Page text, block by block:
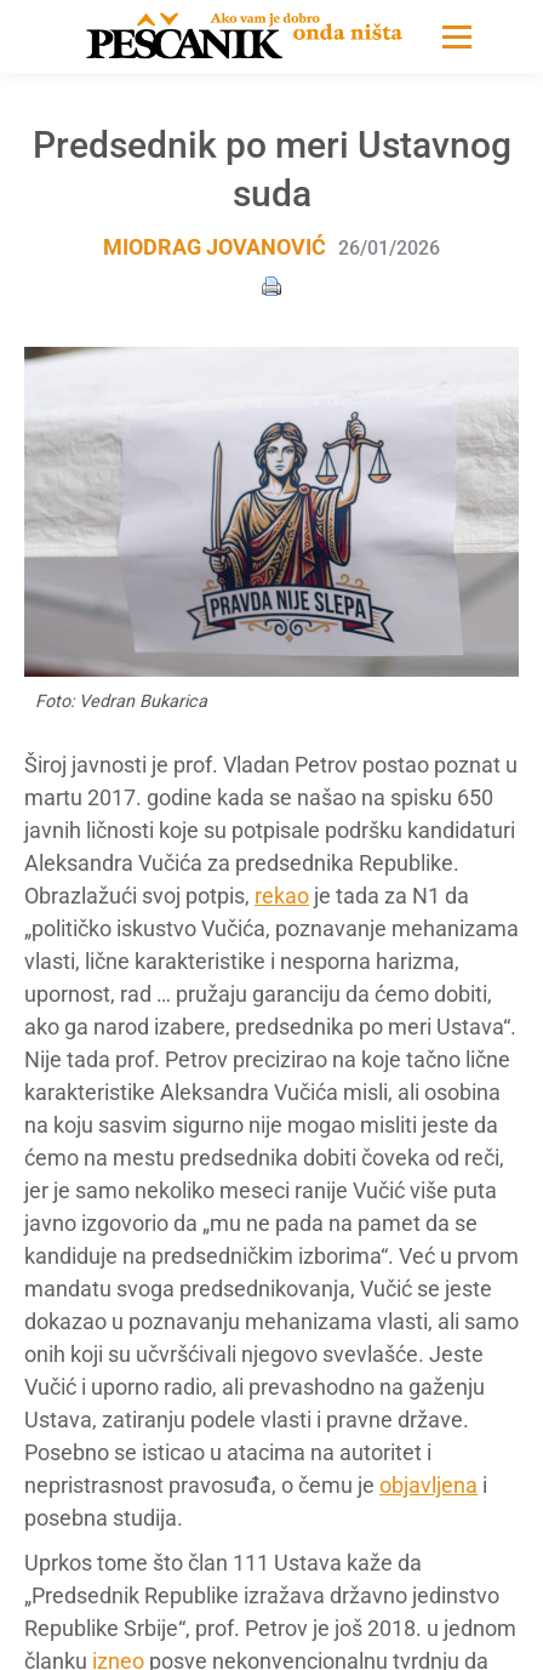
Predsednik po meri Ustavnog
suda
MIODRAG JOVANOVIĆ 26/01/2026
Foto: Vedran Bukarica
Široj javnosti je prof. Vladan Petrov postao poznat u
martu 2017. godine kada se našao na spisku 650
javnih ličnosti koje su potpisale podršku kandidaturi
Aleksandra Vučića za predsednika Republike.
Obrazlažući svoj potpis, rekao je tada za N1 da
„političko iskustvo Vučića, poznavanje mehanizama
vlasti, lične karakteristike i nesporna harizma,
upornost, rad … pružaju garanciju da ćemo dobiti,
ako ga narod izabere, predsednika po meri Ustava“.
Nije tada prof. Petrov precizirao na koje tačno lične
karakteristike Aleksandra Vučića misli, ali osobina
na koju sasvim sigurno nije mogao misliti jeste da
ćemo na mestu predsednika dobiti čoveka od reči,
jer je samo nekoliko meseci ranije Vučić više puta
javno izgovorio da „mu ne pada na pamet da se
kandiduje na predsedničkim izborima“. Već u prvom
mandatu svoga predsednikovanja, Vučić se jeste
dokazao u poznavanju mehanizama vlasti, ali samo
onih koji su učvršćivali njegovo svevlašće. Jeste
Vučić i uporno radio, ali prevashodno na gaženju
Ustava, zatiranju podele vlasti i pravne države.
Posebno se isticao u atacima na autoritet i
nepristrasnost pravosuđa, o čemu je objavljena i
posebna studija.
Uprkos tome što član 111 Ustava kaže da
„Predsednik Republike izražava državno jedinstvo
Republike Srbije“, prof. Petrov je još 2018. u jednom
članku izneo posve nekonvencionalnu tvrdnju da